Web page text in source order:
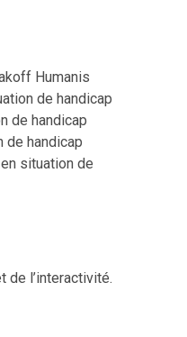
Humanis
de handicap
de handicap
de handicap
situation de
l’interactivité.